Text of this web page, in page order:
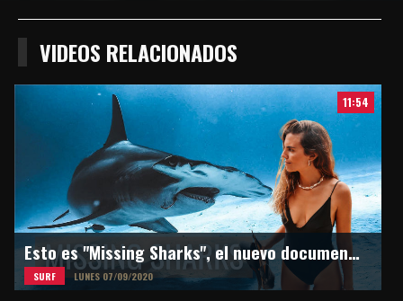
VIDEOS RELACIONADOS
11:54
Esto es "Missing Sharks", el nuevo documental de Martina Alvarez
SURF LUNES 07/09/2020